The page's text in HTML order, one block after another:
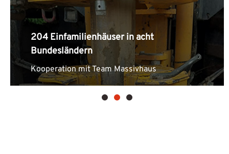
204 Einfamilienhäuser in acht
Bundesländern
Kooperation mit Team Massivhaus